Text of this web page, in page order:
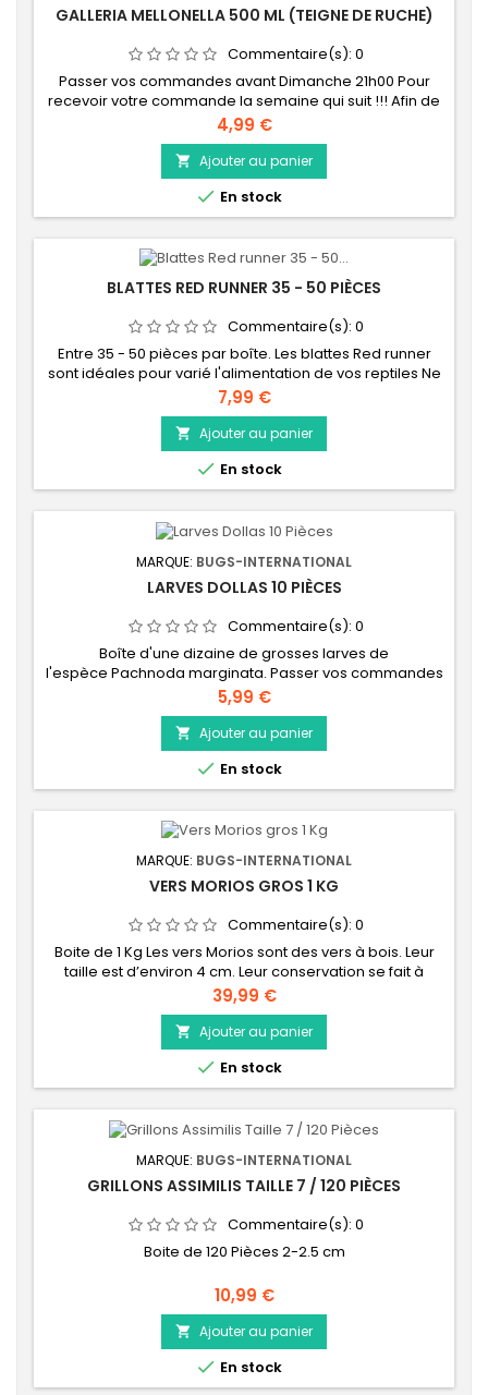
GALLERIA MELLONELLA 500 ML (TEIGNE DE RUCHE)
Commentaire(s): 0
Passer vos commandes avant Dimanche 21h00 Pour
recevoir votre commande la semaine qui suit !!! Afin de
garantir une fraicheur maximum de vos insectes vivants,
nous effectuons un stock d'insectes vivants à la
semaine. C'est la raison pour laquelle nous vous
demandons votre commande avant le Dimanche 21h00
dernier délai afin que pour la semaine qui suit...
Prix
4,99 €
 Ajouter au panier
 En stock
BLATTES RED RUNNER 35 - 50 PIÈCES
Commentaire(s): 0
Entre 35 - 50 pièces par boîte. Les blattes Red runner
sont idéales pour varié l'alimentation de vos reptiles Ne
grimpe pas au parois lisse Extrêmement facile
d'élevage Passer vos commandes
avant Dimanche 21h00 Pour recevoir votre commande
la semaine qui suit !!! Afin de garantir une fraicheur
maximum de vos insectes vivants, nous effectuons un
stock...
Prix
7,99 €
 Ajouter au panier
 En stock
MARQUE: BUGS-INTERNATIONAL
LARVES DOLLAS 10 PIÈCES
Commentaire(s): 0
Boîte d'une dizaine de grosses larves de
l'espèce Pachnoda marginata. Passer vos commandes
avant Dimanche 21 h Pour recevoir votre commande
cette semaine !!! Afin de garantir une fraicheur
maximum de vos insectes vivants, nous effectuons un
stock d'insectes vivants à la semaine. C'est la raison
pour laquelle nous vous demandons votre commande
avant le...
Prix
5,99 €
 Ajouter au panier
 En stock
MARQUE: BUGS-INTERNATIONAL
VERS MORIOS GROS 1 KG
Commentaire(s): 0
Boite de 1 Kg Les vers Morios sont des vers à bois. Leur
taille est d’environ 4 cm. Leur conservation se fait à
température ambiante. Ils doivent être toujours bien
nourri avec du son, des céréales, des végétaux, et
parfois des morceaux de bois en décomposition.
Prix
39,99 €
 Ajouter au panier
 En stock
MARQUE: BUGS-INTERNATIONAL
GRILLONS ASSIMILIS TAILLE 7 / 120 PIÈCES
Commentaire(s): 0
Boite de 120 Pièces 2-2.5 cm
Prix
10,99 €
 Ajouter au panier
 En stock